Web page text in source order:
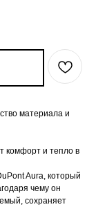
материала и
комфорт и тепло в
Aura, который
чему он
сохраняет